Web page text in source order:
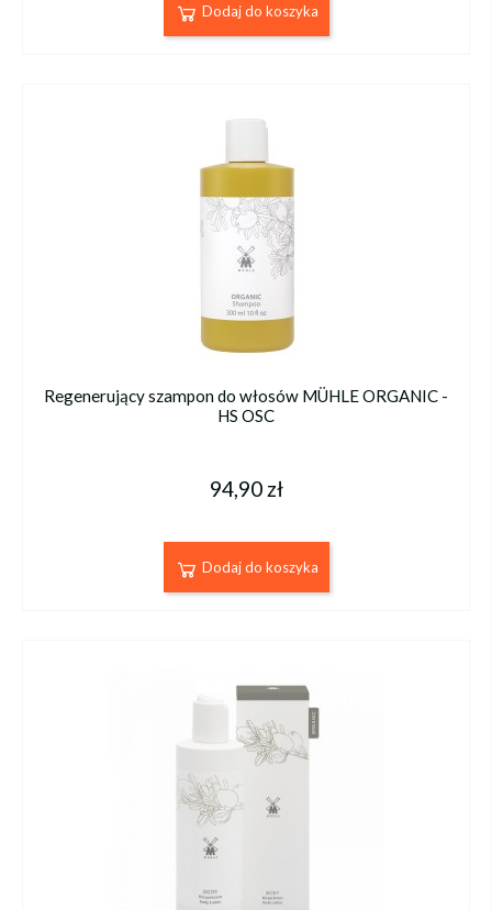
Dodaj do koszyka
Regenerujący szampon do włosów MÜHLE ORGANIC -
HS OSC
94,90 zł
Dodaj do koszyka